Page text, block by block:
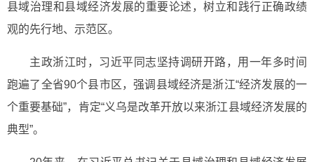
县域治理和县域经济发展的重要论述，树立和践行正确政绩
观的先行地、示范区。
主政浙江时，习近平同志坚持调研开路，用一年多时间
跑遍了全省90个县市区，强调县域经济是浙江“经济发展的一
个重要基础”，肯定“义乌是改革开放以来浙江县域经济发展的
典型”。